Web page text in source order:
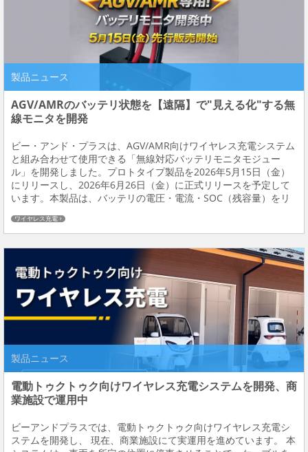
製品ニュース
AGV/AMRのバッテリ状態を【遠隔】で"見える化"する無
線モニタを開発
ビー・アンド・プラスは、AGV/AMR向けワイヤレス充電システム
と組み合わせて使用できる「無線対応バッテリモニタモジュー
ル」を開発しました。プロトタイプ製品を2026年5月15日（金）
にリリースし、2026年6月26日（金）に正式リリースを予定して
います。本製品は、バッテリの電圧・電流・SOC（残容量）をリ
るモジュールです。異常発生時のアラ...
ワイヤレス充電
製品ニュース
電動トゥクトゥク向けワイヤレス充電システムを開発、商
業施設で運用中
ビーアンドプラスでは、電動トゥクトゥク向けワイヤレス充電シ
ステムを開発し、 現在、商業施設にて実運用を進めています。 本